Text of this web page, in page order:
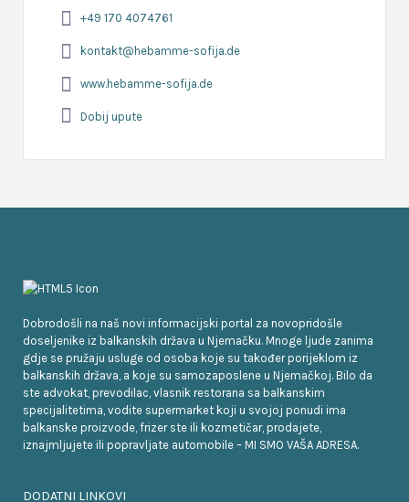
+49 170 4074761
kontakt@hebamme-sofija.de
www.hebamme-sofija.de
Dobij upute
Dobrodošli na naš novi informacijski portal za novopridošle
doseljenike iz balkanskih država u Njemačku. Mnoge ljude zanima
gdje se pružaju usluge od osoba koje su također porijeklom iz
balkanskih država, a koje su samozaposlene u Njemačkoj. Bilo da
ste advokat, prevodilac, vlasnik restorana sa balkanskim
specijalitetima, vodite supermarket koji u svojoj ponudi ima
balkanske proizvode, frizer ste ili kozmetičar, prodajete,
iznajmljujete ili popravljate automobile – MI SMO VAŠA ADRESA.
DODATNI LINKOVI